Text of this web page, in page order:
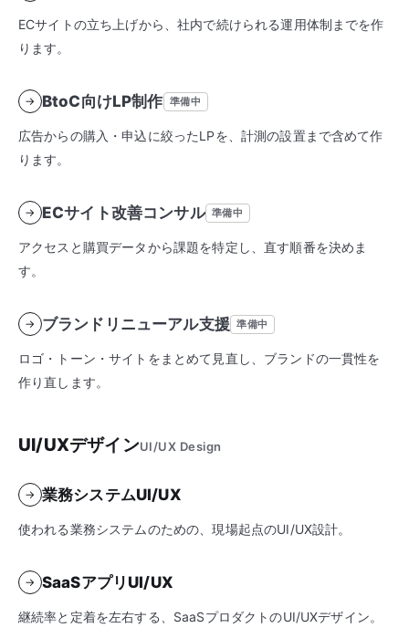
ECサイトの立ち上げから、社内で続けられる運用体制までを作
ります。
→ BtoC向けLP制作 準備中
広告からの購入・申込に絞ったLPを、計測の設置まで含めて作
ります。
→ ECサイト改善コンサル 準備中
アクセスと購買データから課題を特定し、直す順番を決めま
す。
→ ブランドリニューアル支援 準備中
ロゴ・トーン・サイトをまとめて見直し、ブランドの一貫性を
作り直します。
UI/UXデザインUI/UX Design
→ 業務システムUI/UX
使われる業務システムのための、現場起点のUI/UX設計。
→ SaaSアプリUI/UX
継続率と定着を左右する、SaaSプロダクトのUI/UXデザイン。